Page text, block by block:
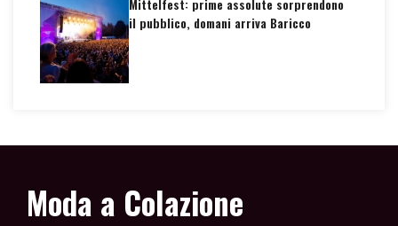
Mittelfest: prime assolute sorprendono
il pubblico, domani arriva Baricco
Moda a Colazione